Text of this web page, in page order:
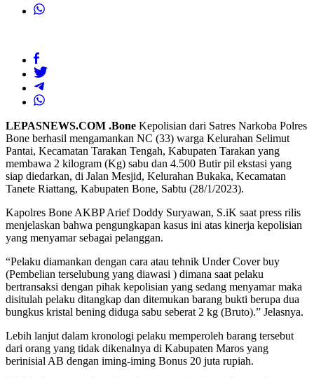
LEPASNEWS.COM .Bone Kepolisian dari Satres Narkoba Polres
Bone berhasil mengamankan NC (33) warga Kelurahan Selimut
Pantai, Kecamatan Tarakan Tengah, Kabupaten Tarakan yang
membawa 2 kilogram (Kg) sabu dan 4.500 Butir pil ekstasi yang
siap diedarkan, di Jalan Mesjid, Kelurahan Bukaka, Kecamatan
Tanete Riattang, Kabupaten Bone, Sabtu (28/1/2023).
Kapolres Bone AKBP Arief Doddy Suryawan, S.iK saat press rilis
menjelaskan bahwa pengungkapan kasus ini atas kinerja kepolisian
yang menyamar sebagai pelanggan.
“Pelaku diamankan dengan cara atau tehnik Under Cover buy
(Pembelian terselubung yang diawasi ) dimana saat pelaku
bertransaksi dengan pihak kepolisian yang sedang menyamar maka
disitulah pelaku ditangkap dan ditemukan barang bukti berupa dua
bungkus kristal bening diduga sabu seberat 2 kg (Bruto).” Jelasnya.
Lebih lanjut dalam kronologi pelaku memperoleh barang tersebut
dari orang yang tidak dikenalnya di Kabupaten Maros yang
berinisial AB dengan iming-iming Bonus 20 juta rupiah.